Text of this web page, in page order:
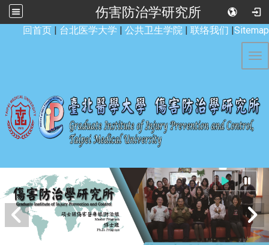
伤害防治学研究所
回首页 | 台北医学大学 | 公共卫生学院 | 联络我们 |Sitemap